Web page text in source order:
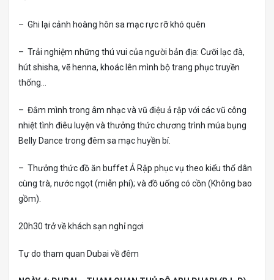
– Ghi lại cảnh hoàng hôn sa mạc rực rỡ khó quên
– Trải nghiệm những thú vui của người bản địa: Cưỡi lạc đà,
hút shisha, vẽ henna, khoác lên mình bộ trang phục truyền
thống…
– Đắm mình trong âm nhạc và vũ điệu ả rập với các vũ công
nhiệt tình điêu luyện và thưởng thức chương trình múa bụng
Belly Dance trong đêm sa mạc huyền bí.
– Thưởng thức đồ ăn buffet Ả Rập phục vụ theo kiểu thổ dân
cùng trà, nước ngọt (miễn phí); và đồ uống có cồn (Không bao
gồm).
20h30 trở về khách sạn nghỉ ngơi
Tự do tham quan Dubai về đêm